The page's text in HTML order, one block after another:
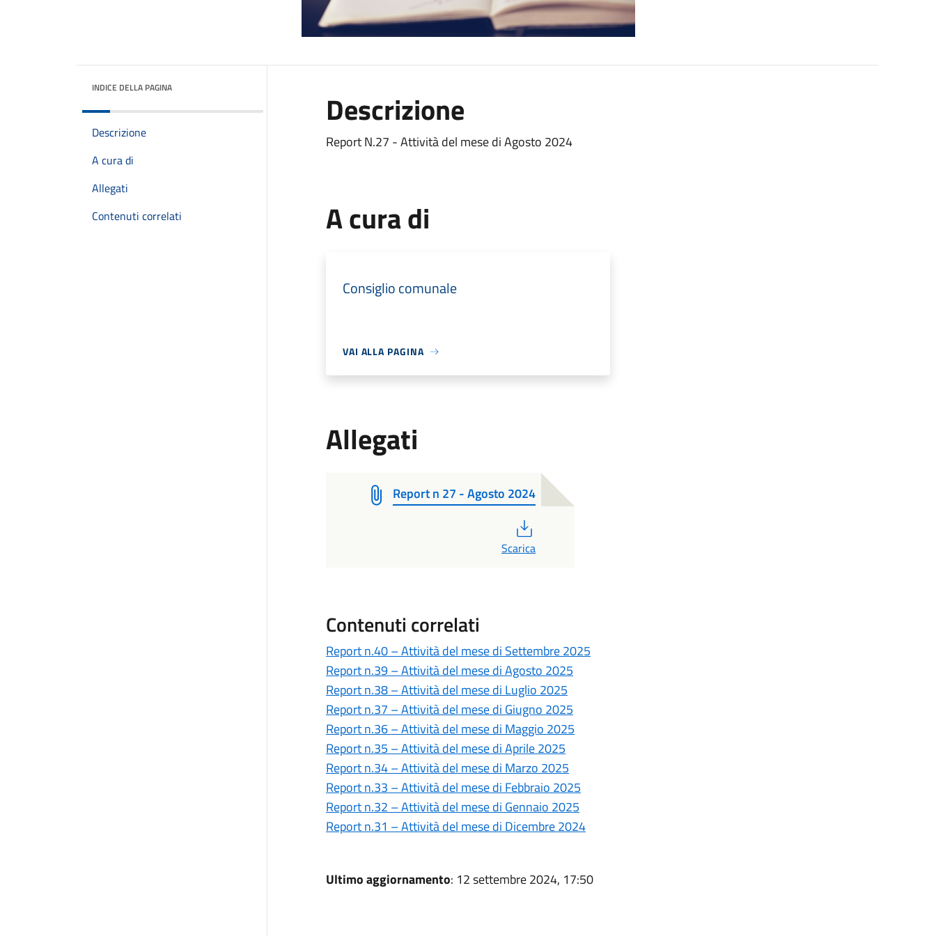
INDICE DELLA PAGINA
Descrizione
A cura di
Allegati
Contenuti correlati
Descrizione
Report N.27 - Attività del mese di Agosto 2024
A cura di
Consiglio comunale
VAI ALLA PAGINA
Allegati
Report n 27 - Agosto 2024
Scarica
Contenuti correlati
Report n.40 – Attività del mese di Settembre 2025
Report n.39 – Attività del mese di Agosto 2025
Report n.38 – Attività del mese di Luglio 2025
Report n.37 – Attività del mese di Giugno 2025
Report n.36 – Attività del mese di Maggio 2025
Report n.35 – Attività del mese di Aprile 2025
Report n.34 – Attività del mese di Marzo 2025
Report n.33 – Attività del mese di Febbraio 2025
Report n.32 – Attività del mese di Gennaio 2025
Report n.31 – Attività del mese di Dicembre 2024
Ultimo aggiornamento: 12 settembre 2024, 17:50